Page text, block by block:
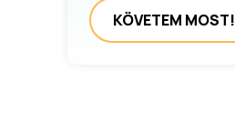
KÖVETEM MOST!